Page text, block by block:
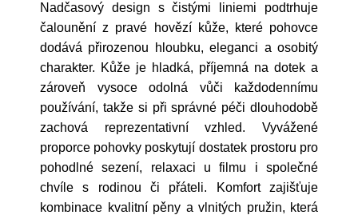
Nadčasový design s čistými liniemi podtrhuje
čalounění z pravé hovězí kůže, které pohovce
dodává přirozenou hloubku, eleganci a osobitý
charakter. Kůže je hladká, příjemná na dotek a
zároveň vysoce odolná vůči každodennímu
používání, takže si při správné péči dlouhodobě
zachová reprezentativní vzhled. Vyvážené
proporce pohovky poskytují dostatek prostoru pro
pohodlné sezení, relaxaci u filmu i společné
chvíle s rodinou či přáteli. Komfort zajišťuje
kombinace kvalitní pěny a vlnitých pružin, která